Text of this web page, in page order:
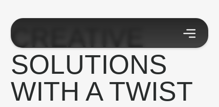
CREATIVE
SOLUTIONS
WITH A TWIST